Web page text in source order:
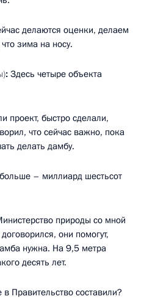
делаются оценки, делаем
зима на носу.
: Здесь четыре объекта
проект, быстро сделали,
что сейчас важно, пока
делать дамбу.
– миллиард шестьсот
природы со мной
они помогут,
нужна. На 9,5 метра
десять лет.
Правительство составили?